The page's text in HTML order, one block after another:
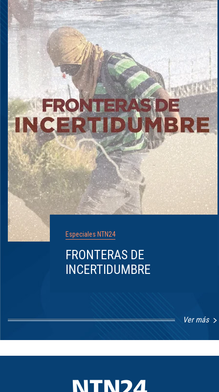
Especiales NTN24
FRONTERAS DE
INCERTIDUMBRE
Ver más
1
8